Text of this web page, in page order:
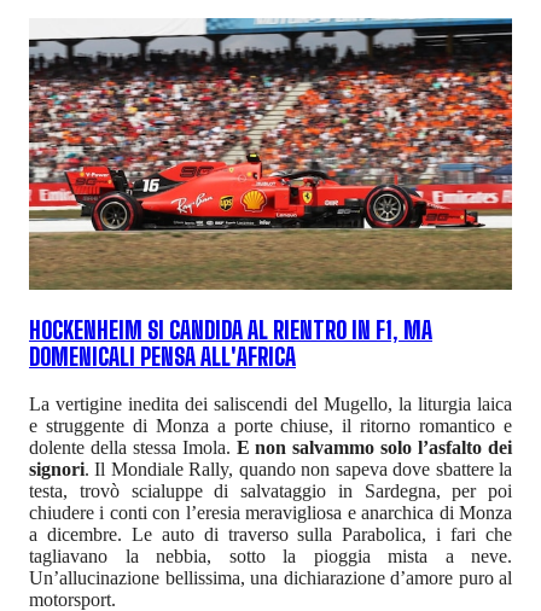
HOCKENHEIM SI CANDIDA AL RIENTRO IN F1, MA
DOMENICALI PENSA ALL'AFRICA
La vertigine inedita dei saliscendi del Mugello, la liturgia laica
e struggente di Monza a porte chiuse, il ritorno romantico e
dolente della stessa Imola. E non salvammo solo l’asfalto dei
signori. Il Mondiale Rally, quando non sapeva dove sbattere la
testa, trovò scialuppe di salvataggio in Sardegna, per poi
chiudere i conti con l’eresia meravigliosa e anarchica di Monza
a dicembre. Le auto di traverso sulla Parabolica, i fari che
tagliavano la nebbia, sotto la pioggia mista a neve.
Un’allucinazione bellissima, una dichiarazione d’amore puro al
motorsport.